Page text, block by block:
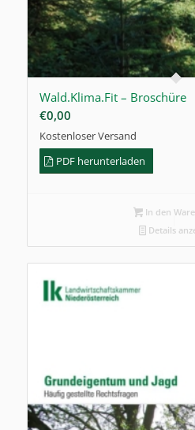
Wald.Klima.Fit – Broschüre
€0,00
Kostenloser Versand
PDF herunterladen
In den
Details